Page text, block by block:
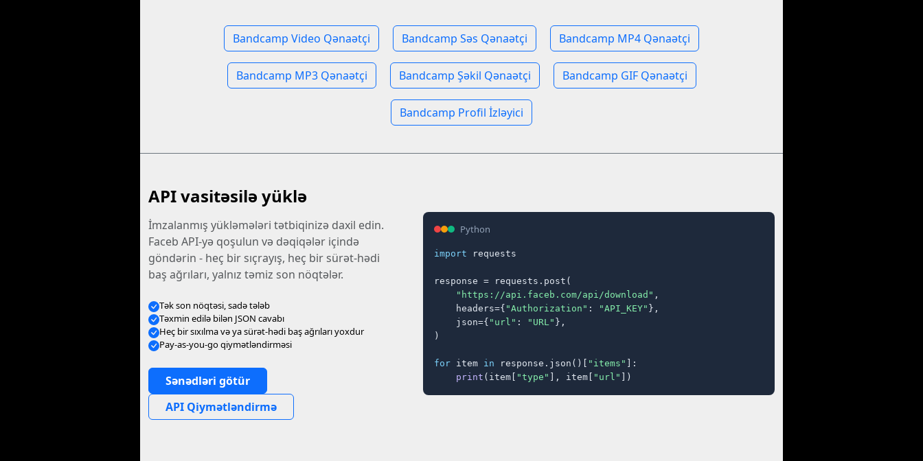
Bandcamp Video Qənaətçi Bandcamp Səs Qənaətçi Bandcamp MP4 Qənaətçi
Bandcamp MP3 Qənaətçi Bandcamp Şəkil Qənaətçi Bandcamp GIF Qənaətçi
Bandcamp Profil İzləyici
API vasitəsilə yüklə
İmzalanmış yükləmələri tətbiqinizə daxil edin.
Faceb API-yə qoşulun və dəqiqələr içində
göndərin - heç bir sıçrayış, heç bir sürət-hədi
baş ağrıları, yalnız təmiz son nöqtələr.
Tək son nöqtəsi, sadə tələb
Təxmin edilə bilən JSON cavabı
Heç bir sıxılma və ya sürət-hədi baş ağrıları yoxdur
Pay-as-you-go qiymətləndirməsi
Sənədləri götür
API Qiymətləndirmə
Python
import requests
response = requests.post(
"https://api.faceb.com/api/download" ,
    headers={
"Authorization" : "API_KEY" },
    json={
"url" : "URL" },
)
for item in response.json()[ "items" ]:
print (item[ "type" ], item[ "url" ])